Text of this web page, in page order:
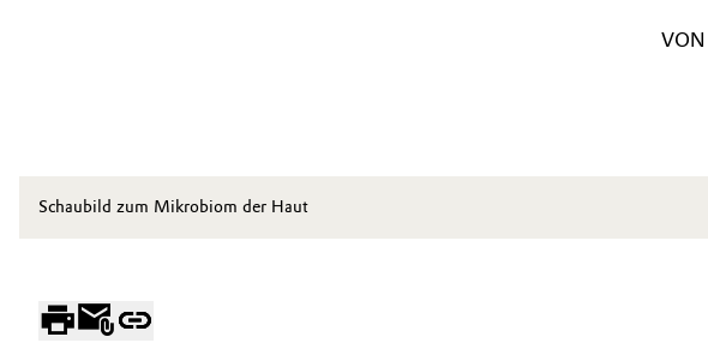
VON
Schaubild zum Mikrobiom der Haut